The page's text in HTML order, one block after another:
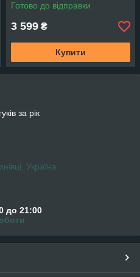
Готово до відправки
3 599 ₴
Купити
за рік
Україна
до 21:00